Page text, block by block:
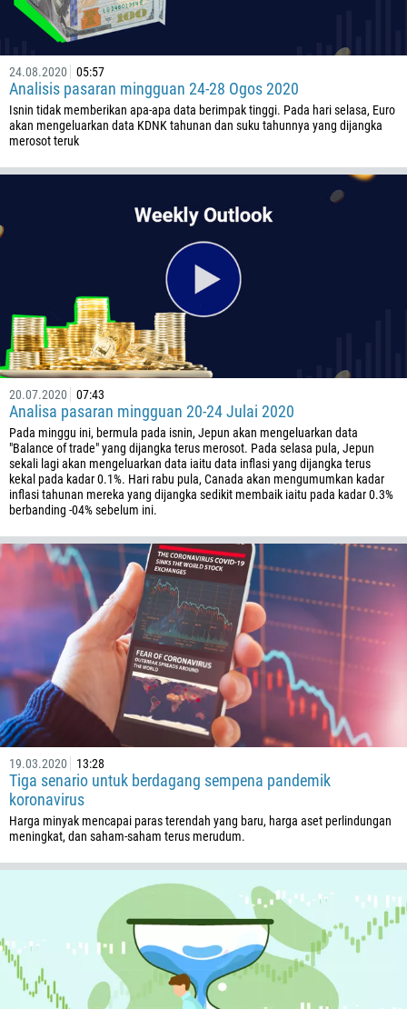
24.08.2020 05:57
Analisis pasaran mingguan 24-28 Ogos 2020
Isnin tidak memberikan apa-apa data berimpak tinggi. Pada hari selasa, Euro
akan mengeluarkan data KDNK tahunan dan suku tahunnya yang dijangka
merosot teruk
20.07.2020 07:43
Analisa pasaran mingguan 20-24 Julai 2020
Pada minggu ini, bermula pada isnin, Jepun akan mengeluarkan data
"Balance of trade" yang dijangka terus merosot. Pada selasa pula, Jepun
sekali lagi akan mengeluarkan data iaitu data inflasi yang dijangka terus
kekal pada kadar 0.1%. Hari rabu pula, Canada akan mengumumkan kadar
inflasi tahunan mereka yang dijangka sedikit membaik iaitu pada kadar 0.3%
berbanding -04% sebelum ini.
19.03.2020 13:28
Tiga senario untuk berdagang sempena pandemik
koronavirus
Harga minyak mencapai paras terendah yang baru, harga aset perlindungan
meningkat, dan saham-saham terus merudum.
Callback
93
355
213
1684
376
244
1264
672
54
297
61
1242
973
880
375
229
975
591
Jadual panggilan
00:00
Masukkan emel anda
Masukkan komen anda, jika perlu
HUBUNGI SAYA SEMULA